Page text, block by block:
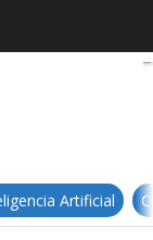
anuncia el
Artificial